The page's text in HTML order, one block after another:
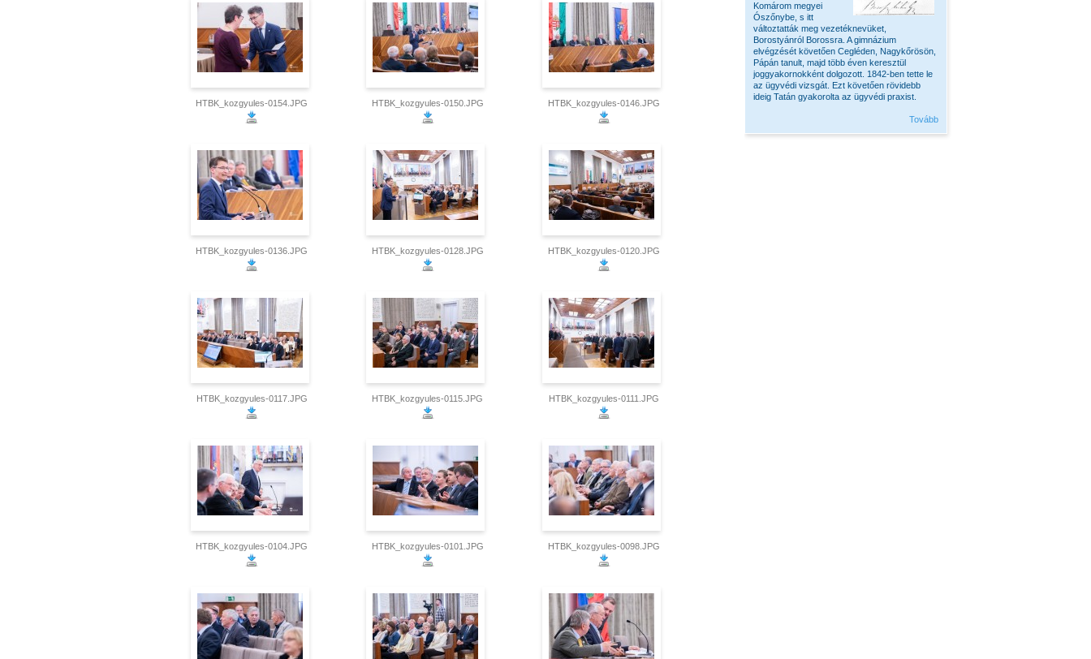
HTBK_kozgyules-0154.JPG HTBK_kozgyules-0150.JPG HTBK_kozgyules-0146.JPG
HTBK_kozgyules-0136.JPG HTBK_kozgyules-0128.JPG HTBK_kozgyules-0120.JPG
HTBK_kozgyules-0117.JPG HTBK_kozgyules-0115.JPG HTBK_kozgyules-0111.JPG
HTBK_kozgyules-0104.JPG HTBK_kozgyules-0101.JPG HTBK_kozgyules-0098.JPG
Komárom megyei
Ószőnybe, s itt
változtatták meg vezetéknevüket,
Borostyánról Borossra. A gimnázium
elvégzését követően Cegléden, Nagykőrösön,
Pápán tanult, majd több éven keresztül
joggyakornokként dolgozott. 1842-ben tette le
az ügyvédi vizsgát. Ezt követően rövidebb
ideig Tatán gyakorolta az ügyvédi praxist.
Tovább